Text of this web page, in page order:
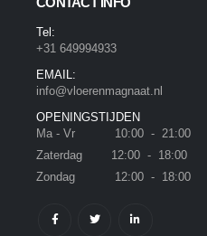
Tel:
+31 649994933
EMAIL:
info@vloerenmagnaat.nl
OPENINGSTIJDEN
Ma - Vr 10:00 - 21:00
Zaterdag 12:00 - 18:00
Zondag 12:00 - 18:00